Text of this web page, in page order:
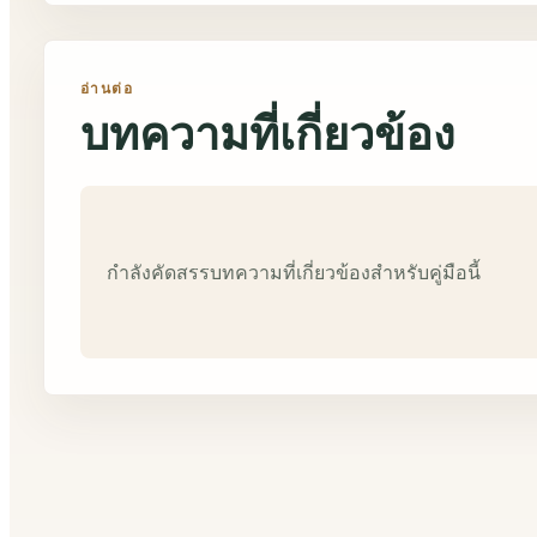
อ่านต่อ
บทความที่เกี่ยวข้อง
กำลังคัดสรรบทความที่เกี่ยวข้องสำหรับคู่มือนี้